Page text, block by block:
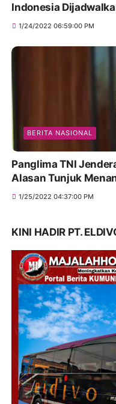
Indonesia
1/24/2022 06:59:00 PM
BERITA NASIONAL
Panglima TNI
Alasan Tunjuk
1/25/2022 04:37:00 PM
KINI HADIR PT.